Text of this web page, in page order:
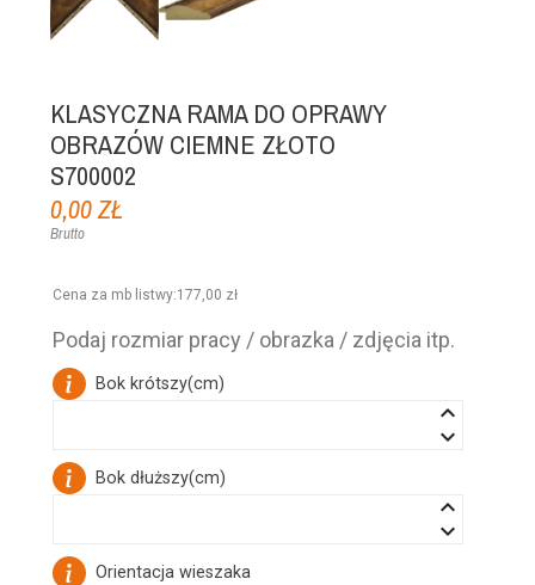
KLASYCZNA RAMA DO OPRAWY
OBRAZÓW CIEMNE ZŁOTO
S700002
0,00 ZŁ
Brutto
Cena za mb listwy:177,00 zł
Podaj rozmiar pracy / obrazka / zdjęcia itp.
Bok krótszy(cm)
keyboard_arrow_up
keyboard_arrow_down
Bok dłuższy(cm)
keyboard_arrow_up
keyboard_arrow_down
Orientacja wieszaka